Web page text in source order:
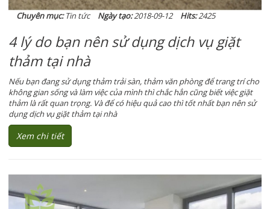
Chuyên mục:Tin tức Ngày tạo:2018-09-12 Hits:2425
4 lý do bạn nên sử dụng dịch vụ giặt
thảm tại nhà
Nếu bạn đang sử dụng thảm trải sàn, thảm văn phòng để trang trí cho
không gian sống và làm việc của mình thì chắc hẳn cũng biết việc giặt
thảm là rất quan trọng. Và để có hiệu quả cao thì tốt nhất bạn nên sử
dụng dịch vụ giặt thảm tại nhà
Xem chi tiết